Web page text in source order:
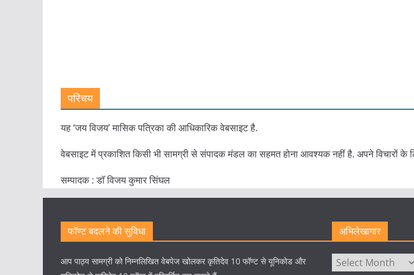
परिचय
यह ‘जय विजय’ मासिक पत्रिका की आधिकारिक वेबसाइट है.
वेबसाइट में प्रकाशित किसी भी सामग्री से संपादक मंडल का सहमत होना आवश्यक नहीं है. अपने विचारों के
सम्पादक : डाॅ विजय कुमार सिंघल
फॉण्ट बदलने की सुविधा
आप पाठ्य सामग्री को निम्नलिखित वेबपेज खोलकर कृतिदेव 10 फॉण्ट से यूनिकोड और
अभिलेखागार
अभिलेखागार